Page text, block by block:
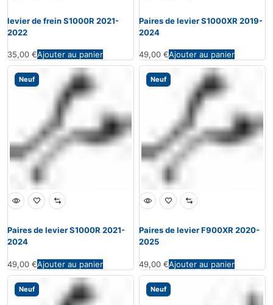
levier de frein S1000R 2021-
2022
35,00 €Ajouter au panier
Paires de levier S1000XR 2019-
2024
49,00 €Ajouter au panier
Neuf
Paires de levier S1000R 2021-
2024
49,00 €Ajouter au panier
Neuf
Paires de levier F900XR 2020-
2025
49,00 €Ajouter au panier
Neuf Neuf